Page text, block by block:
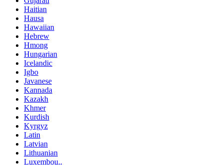
Haitian
Hausa
Hawaiian
Hebrew
Hmong
Hungarian
Icelandic
Igbo
Javanese
Kannada
Kazakh
Khmer
Kurdish
Kyrgyz
Latin
Latvian
Lithuanian
Luxembou..